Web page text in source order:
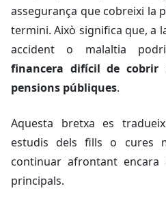
assegurança que cobreixi la
termini. Això significa que, a
accident o malaltia
financera difícil de cobrir
pensions públiques.
Aquesta bretxa es
estudis dels fills o cures
continuar afrontant
principals.